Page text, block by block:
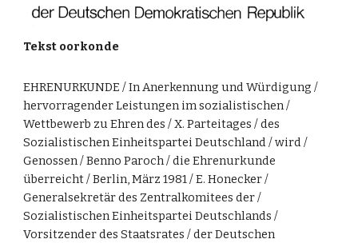
Tekst oorkonde
EHRENURKUNDE / In Anerkennung und Würdigung /
hervorragender Leistungen im sozialistischen /
Wettbewerb zu Ehren des / X. Parteitages / des
Sozialistischen Einheitspartei Deutschland / wird /
Genossen / Benno Paroch / die Ehrenurkunde
überreicht / Berlin, März 1981 / E. Honecker /
Generalsekretär des Zentralkomitees der /
Sozialistischen Einheitspartei Deutschlands /
Vorsitzender des Staatsrates / der Deutschen